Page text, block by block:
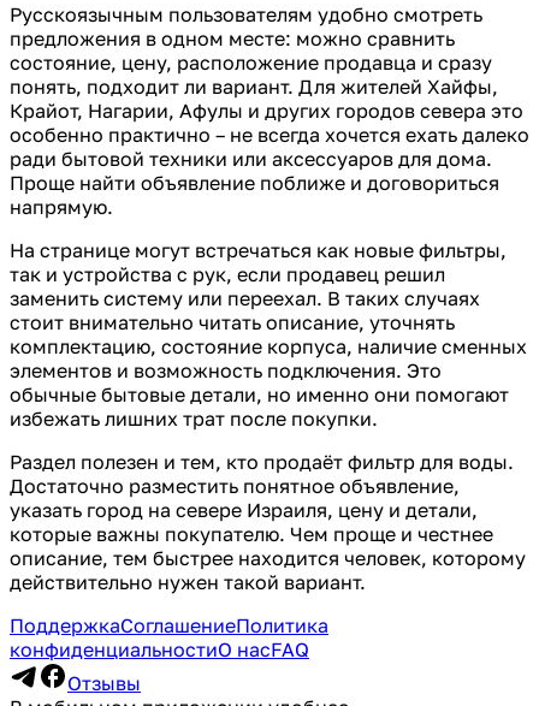
Русскоязычным пользователям удобно смотреть
предложения в одном месте: можно сравнить
состояние, цену, расположение продавца и сразу
понять, подходит ли вариант. Для жителей Хайфы,
Крайот, Нагарии, Афулы и других городов севера это
особенно практично – не всегда хочется ехать далеко
ради бытовой техники или аксессуаров для дома.
Проще найти объявление поближе и договориться
напрямую.
На странице могут встречаться как новые фильтры,
так и устройства с рук, если продавец решил
заменить систему или переехал. В таких случаях
стоит внимательно читать описание, уточнять
комплектацию, состояние корпуса, наличие сменных
элементов и возможность подключения. Это
обычные бытовые детали, но именно они помогают
избежать лишних трат после покупки.
Раздел полезен и тем, кто продаёт фильтр для воды.
Достаточно разместить понятное объявление,
указать город на севере Израиля, цену и детали,
которые важны покупателю. Чем проще и честнее
описание, тем быстрее находится человек, которому
действительно нужен такой вариант.
ПоддержкаСоглашениеПолитика
конфиденциальностиО насFAQ
Отзывы